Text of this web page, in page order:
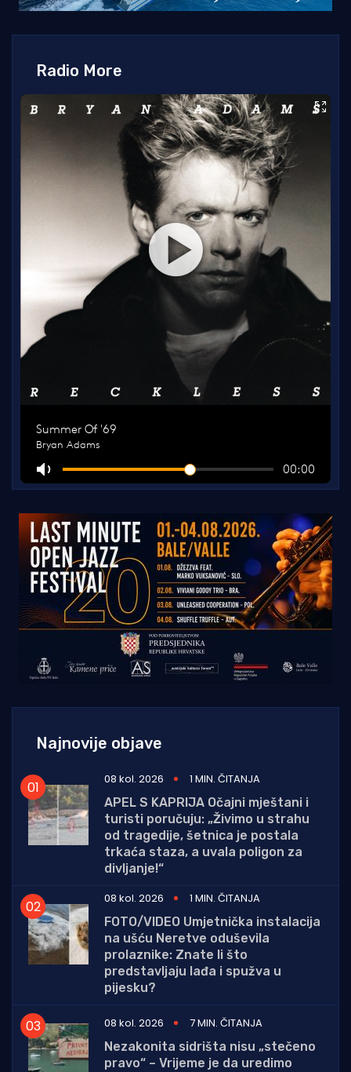
Radio More
Najnovije objave
08 kol. 2026
1 MIN. ČITANJA
APEL S KAPRIJA Očajni mještani i
turisti poručuju: „Živimo u strahu
od tragedije, šetnica je postala
trkaća staza, a uvala poligon za
divljanje!“
08 kol. 2026
1 MIN. ČITANJA
FOTO/VIDEO Umjetnička instalacija
na ušću Neretve oduševila
prolaznike: Znate li što
predstavljaju lađa i spužva u
pijesku?
08 kol. 2026
7 MIN. ČITANJA
Nezakonita sidrišta nisu „stečeno
pravo“ – Vrijeme je da uredimo